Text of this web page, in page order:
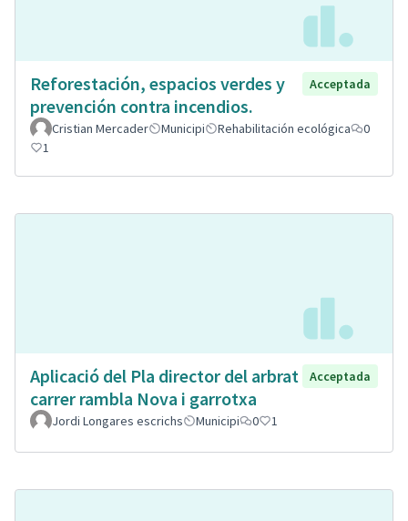
Reforestación, espacios verdes y
prevención contra incendios.
Acceptada
Cristian Mercader Municipi Rehabilitación ecológica
0
1
Aplicació del Pla director del arbrat
carrer rambla Nova i garrotxa
Acceptada
Jordi Longares escrichs Municipi 0 1